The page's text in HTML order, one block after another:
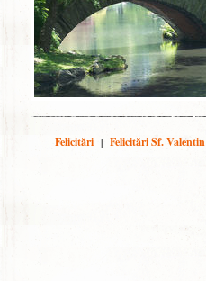
Felicitări | Felicitări Sf. Valentin